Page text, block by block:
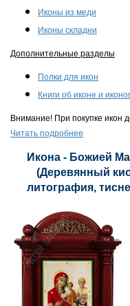
Иконы из меди
Иконы складни
Дополнительные разделы
Полки для икон
Книги об иконе и
Внимание! При покупке икон
Читать подробнее
Икона - Божией
(Деревянный
литография,